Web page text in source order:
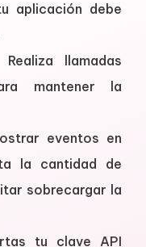
aplicación debe
Realiza llamadas
mantener la
eventos en
la cantidad de
sobrecargar la
tu clave API